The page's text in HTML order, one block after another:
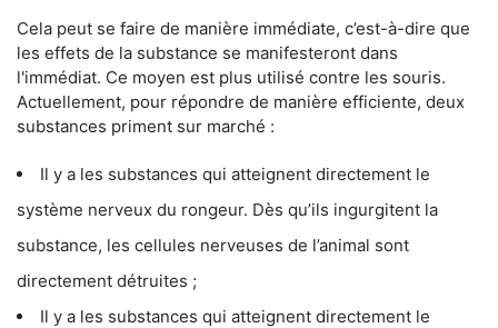
Cela peut se faire de manière immédiate, c’est-à-dire que
les effets de la substance se manifesteront dans
l'immédiat. Ce moyen est plus utilisé contre les souris.
Actuellement, pour répondre de manière efficiente, deux
substances priment sur marché :
Il y a les substances qui atteignent directement le
système nerveux du rongeur. Dès qu’ils ingurgitent la
substance, les cellules nerveuses de l’animal sont
directement détruites ;
Il y a les substances qui atteignent directement le